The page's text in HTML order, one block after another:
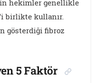
hekimler genellikle
birlikte kullanır.
gösterdiği fibroz
5 Faktör